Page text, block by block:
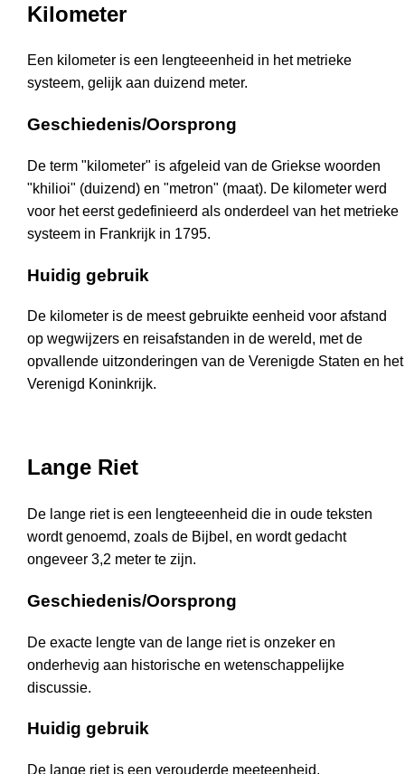
Kilometer
Een kilometer is een lengteeenheid in het metrieke
systeem, gelijk aan duizend meter.
Geschiedenis/Oorsprong
De term "kilometer" is afgeleid van de Griekse woorden
"khilioi" (duizend) en "metron" (maat). De kilometer werd
voor het eerst gedefinieerd als onderdeel van het metrieke
systeem in Frankrijk in 1795.
Huidig gebruik
De kilometer is de meest gebruikte eenheid voor afstand
op wegwijzers en reisafstanden in de wereld, met de
opvallende uitzonderingen van de Verenigde Staten en het
Verenigd Koninkrijk.
Lange Riet
De lange riet is een lengteeenheid die in oude teksten
wordt genoemd, zoals de Bijbel, en wordt gedacht
ongeveer 3,2 meter te zijn.
Geschiedenis/Oorsprong
De exacte lengte van de lange riet is onzeker en
onderhevig aan historische en wetenschappelijke
discussie.
Huidig gebruik
De lange riet is een verouderde meeteenheid.